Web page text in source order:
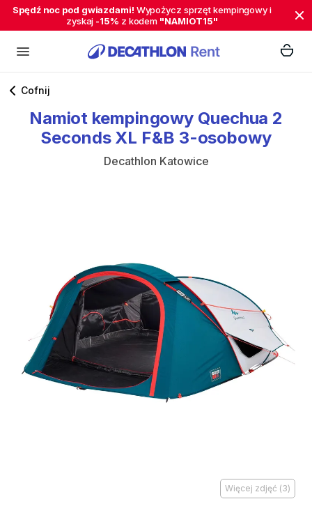
Spędź noc pod gwiazdami! Wypożycz sprzęt kempingowy i
zyskaj -15% z kodem "NAMIOT15"
Cofnij
Namiot kempingowy Quechua 2
Seconds XL F&B 3-osobowy
Decathlon Katowice
Więcej zdjęć (3)